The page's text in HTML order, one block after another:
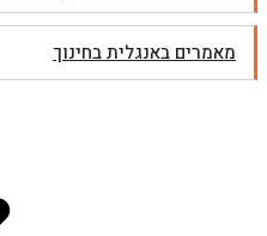
מאמרים באנגלית בחינוך